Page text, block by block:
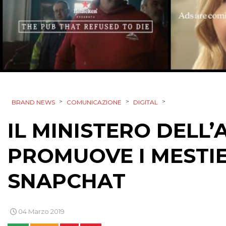
BRAND NEWS > COMUNICAZIONE > DIGITAL >
IL MINISTERO
PROMUOVE I
SNAPCHAT
04 Marzo 2019